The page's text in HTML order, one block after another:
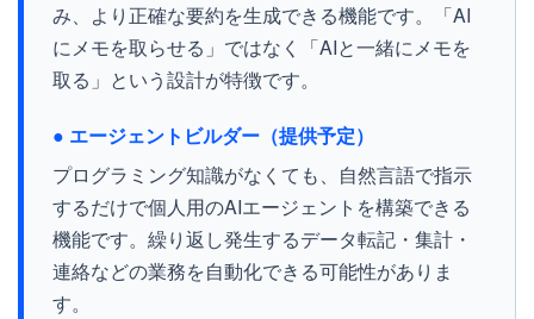
み、より正確な要約を生成できる機能です。「AI
にメモを取らせる」ではなく「AIと一緒にメモを
取る」という設計が特徴です。
● エージェントビルダー（提供予定）
プログラミング知識がなくても、自然言語で指示
するだけで個人用のAIエージェントを構築できる
機能です。繰り返し発生するデータ転記・集計・
連絡などの業務を自動化できる可能性がありま
す。